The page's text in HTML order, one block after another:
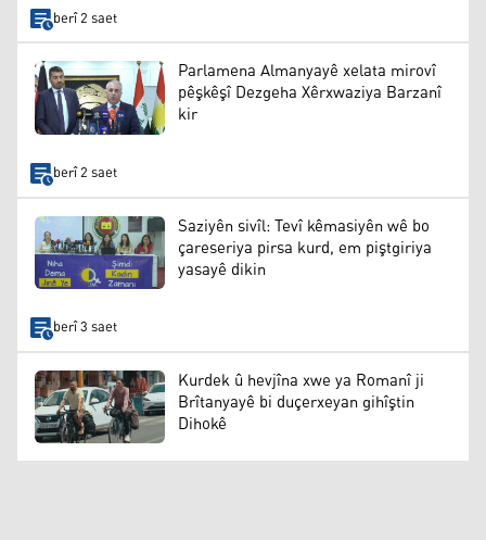
berî 2 saet
Parlamena Almanyayê xelata mirovî
pêşkêşî Dezgeha Xêrxwaziya Barzanî
kir
berî 2 saet
Saziyên sivîl: Tevî kêmasiyên wê bo
çareseriya pirsa kurd, em piştgiriya
yasayê dikin
berî 3 saet
Kurdek û hevjîna xwe ya Romanî ji
Brîtanyayê bi duçerxeyan gihîştin
Dihokê